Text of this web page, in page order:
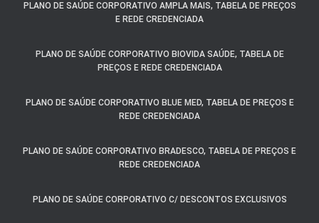
PLANO DE SAÚDE CORPORATIVO AMPLA MAIS, TABELA DE PREÇOS
E REDE CREDENCIADA
PLANO DE SAÚDE CORPORATIVO BIOVIDA SAÚDE, TABELA DE
PREÇOS E REDE CREDENCIADA
PLANO DE SAÚDE CORPORATIVO BLUE MED, TABELA DE PREÇOS E
REDE CREDENCIADA
PLANO DE SAÚDE CORPORATIVO BRADESCO, TABELA DE PREÇOS E
REDE CREDENCIADA
PLANO DE SAÚDE CORPORATIVO C/ DESCONTOS EXCLUSIVOS